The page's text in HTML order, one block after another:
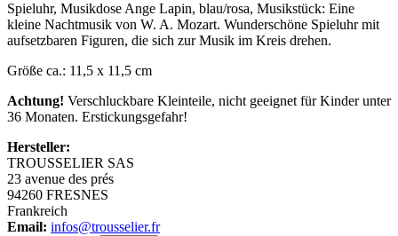
Spieluhr, Musikdose Ange Lapin, blau/rosa, Musikstück: Eine
kleine Nachtmusik von W. A. Mozart. Wunderschöne Spieluhr mit
aufsetzbaren Figuren, die sich zur Musik im Kreis drehen.
Größe ca.: 11,5 x 11,5 cm
Achtung! Verschluckbare Kleinteile, nicht geeignet für Kinder unter
36 Monaten. Erstickungsgefahr!
Hersteller:
TROUSSELIER SAS
23 avenue des prés
94260 FRESNES
Frankreich
Email: infos@trousselier.fr